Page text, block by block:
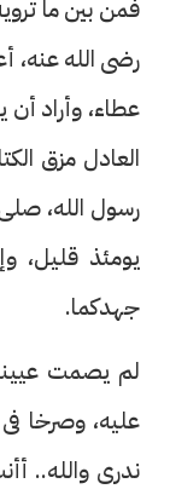
فمن بين ما
رضى الله
عطاء، وأراد
العادل مزق
رسول الله، صلى
يومئذ قليل،
جهدكما.
لم يصمت
عليه، وصرخا فى
ندرى والله..